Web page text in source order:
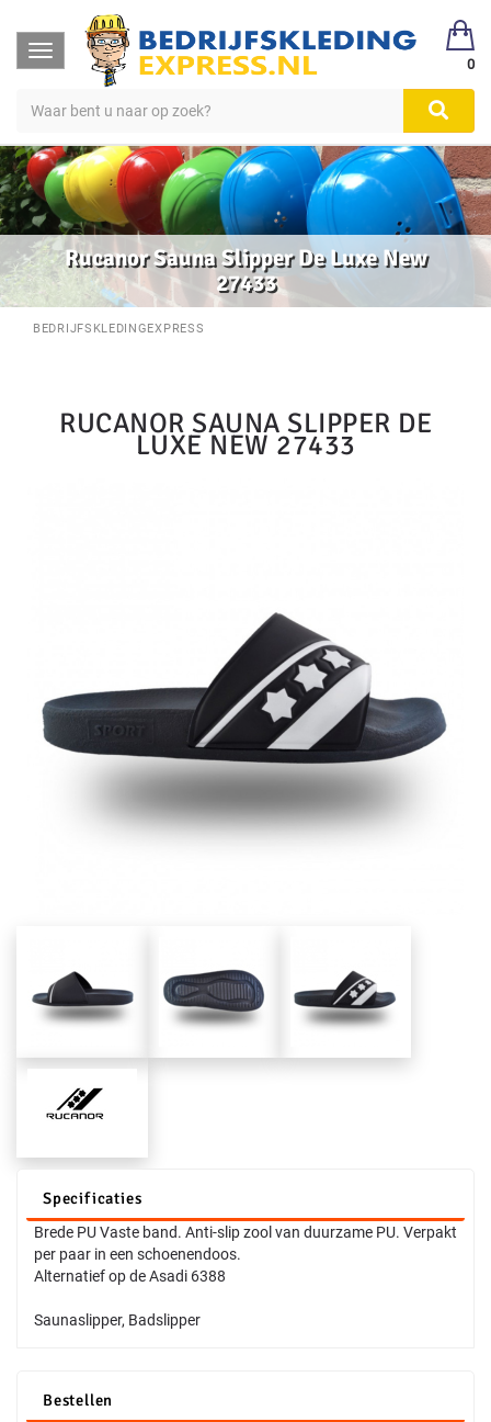
Toggle
navigation
0
Rucanor Sauna Slipper De Luxe New
27433
BEDRIJFSKLEDINGEXPRESS
RUCANOR SAUNA SLIPPER DE
LUXE NEW 27433
Specificaties
Brede PU Vaste band. Anti-slip zool van duurzame PU. Verpakt
per paar in een schoenendoos.
Alternatief op de Asadi 6388
Saunaslipper, Badslipper
Bestellen